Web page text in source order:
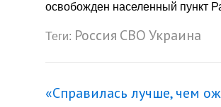
освобожден населенный пункт
Теги: Россия СВОУкраина
«Справилась лучше, чем